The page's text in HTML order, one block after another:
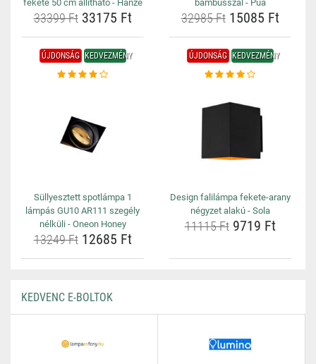
fekete 50 cm állítható - Hanze
33399 Ft33175 Ft
bambusszal - Pua
32985 Ft15085 Ft
ÚJDONSÁG KEDVEZMÉNY
Süllyesztett spotlámpa 1
lámpás GU10 AR111 szegély
nélküli - Oneon Honey
13249 Ft12685 Ft
ÚJDONSÁG KEDVEZMÉNY
Design falilámpa fekete-arany
négyzet alakú - Sola
11115 Ft9719 Ft
KEDVENC E-BOLTOK